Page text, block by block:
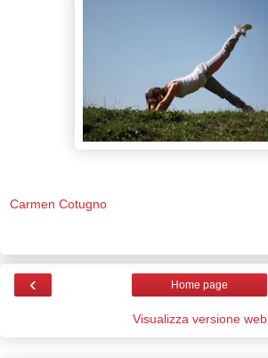
Carmen Cotugno
‹ Home page
Visualizza versione web